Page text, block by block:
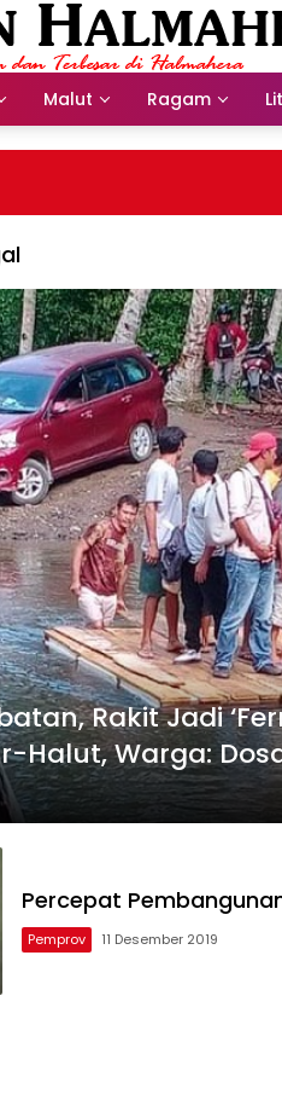
Malut Ragam
Rakit Jadi
Halut, Warga:
Nanti
Percepat
Pemprov 11 Desember 2019